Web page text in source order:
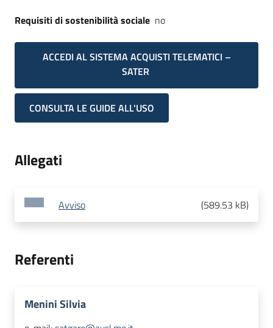
Requisiti di sostenibilità sociale no
ACCEDI AL SISTEMA ACQUISTI TELEMATICI –
SATER
CONSULTA LE GUIDE ALL'USO
Allegati
Avviso (589.53 kB)
Referenti
Menini Silvia